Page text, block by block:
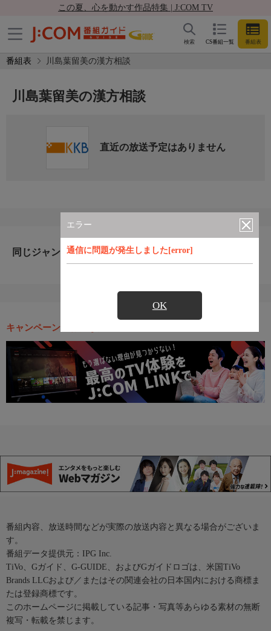
この夏、心を動かす作品特集 | J:COM TV
CS番組一覧 番組表
検索
番組表 川島葉留美の漢方相談
エラー
通信に問題が発生しました[error]
OK
川島葉留美の漢方相談
直近の放送予定はありません
同じジャンルのおすすめ番組
キャンペーン・お得な情報
番組内容、放送時間などが実際の放送内容と異なる場合がございま
す。
番組データ提供元：IPG Inc.
TiVo、Gガイド、G-GUIDE、およびGガイドロゴは、米国TiVo
Brands LLCおよび／またはその関連会社の日本国内における商標ま
たは登録商標です。
このホームページに掲載している記事・写真等あらゆる素材の無断
複写・転載を禁じます。